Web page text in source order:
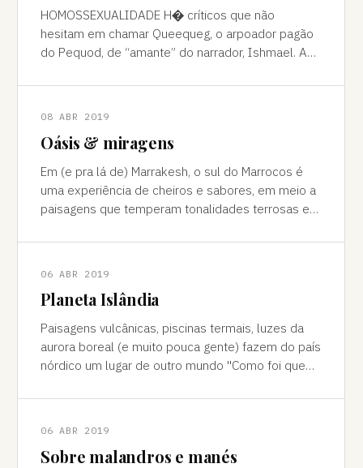
HOMOSSEXUALIDADE H� críticos que não
hesitam em chamar Queequeg, o arpoador pagão
do Pequod, de “amante” do narrador, Ishmael. A
compreens
08 ABR 2019
Oásis & miragens
Em (e pra lá de) Marrakesh, o sul do Marrocos é
uma experiência de cheiros e sabores, em meio a
paisagens que temperam tonalidades terrosas e
06 ABR 2019
Planeta Islândia
Paisagens vulcânicas, piscinas termais, luzes da
aurora boreal (e muito pouca gente) fazem do país
nórdico um lugar de outro mundo "Como foi que
06 ABR 2019
Sobre malandros e manés